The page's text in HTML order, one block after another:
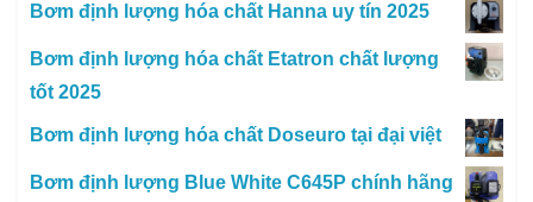
Bơm định lượng hóa chất Hanna uy tín 2025
Bơm định lượng hóa chất Etatron chất lượng
tốt 2025
Bơm định lượng hóa chất Doseuro tại đại việt
Bơm định lượng Blue White C645P chính hãng